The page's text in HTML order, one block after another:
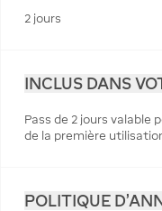
2 jours
INCLUS DANS
Pass de 2 jours
de la première
POLITIQUE